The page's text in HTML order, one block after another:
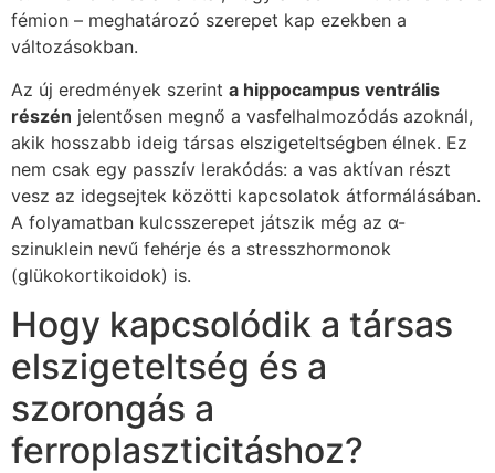
fémion – meghatározó szerepet kap ezekben a
változásokban.
Az új eredmények szerint a hippocampus ventrális
részén jelentősen megnő a vasfelhalmozódás azoknál,
akik hosszabb ideig társas elszigeteltségben élnek. Ez
nem csak egy passzív lerakódás: a vas aktívan részt
vesz az idegsejtek közötti kapcsolatok átformálásában.
A folyamatban kulcsszerepet játszik még az α-
szinuklein nevű fehérje és a stresszhormonok
(glükokortikoidok) is.
Hogy kapcsolódik a társas
elszigeteltség és a
szorongás a
ferroplaszticitáshoz?